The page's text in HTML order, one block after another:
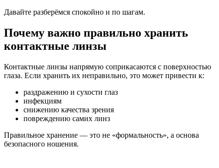
Давайте разберёмся спокойно и по шагам.
Почему важно правильно хранить
контактные линзы
Контактные линзы напрямую соприкасаются с поверхностью
глаза. Если хранить их неправильно, это может привести к:
раздражению и сухости глаз
инфекциям
снижению качества зрения
повреждению самих линз
Правильное хранение — это не «формальность», а основа
безопасного ношения.